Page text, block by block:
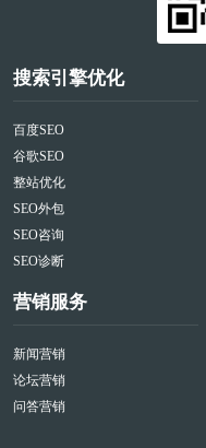
搜索引擎优化
百度SEO
谷歌SEO
整站优化
SEO外包
SEO咨询
SEO诊断
营销服务
新闻营销
论坛营销
问答营销